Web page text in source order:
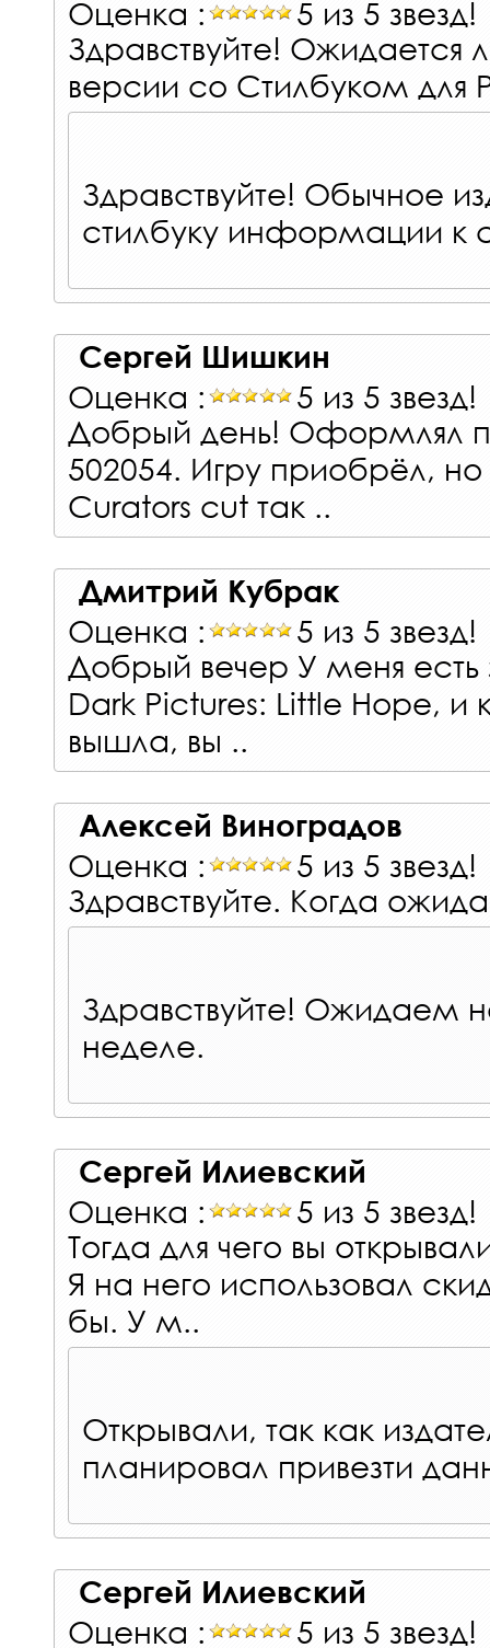
Оценка :
5 из 5 звезд!
Здравствуйте! Ожидается
версии со Стилбуком для
Здравствуйте! Обычное
стилбуку информации к
Сергей Шишкин
Оценка :
5 из 5 звезд!
Добрый день! Оформлял
502054. Игру приобрёл, но
Curators cut так ..
Дмитрий Кубрак
Оценка :
5 из 5 звезд!
Добрый вечер У меня
Dark Pictures: Little Hope,
вышла, вы ..
Алексей Виноградов
Оценка :
5 из 5 звезд!
Здравствуйте. Когда
Здравствуйте! Ожидаем
неделе.
Сергей Илиевский
Оценка :
5 из 5 звезд!
Тогда для чего вы
Я на него использовал
бы. У м..
Открывали, так как
планировал привезти
Сергей Илиевский
Оценка :
5 из 5 звезд!